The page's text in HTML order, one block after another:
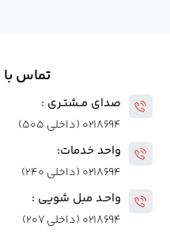
تماس
صدای مــشتـری :
۰۲۱۸۶۹۴ (داخلی ۵۰۵)
واحد خدمات:
۰۲۱۸۶۹۴ (داخلی ۲۴۰)
واحـد مبل شویی :
۰۲۱۸۶۹۴ (داخلی ۲۰۷)